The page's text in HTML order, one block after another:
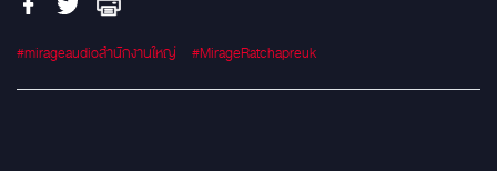
#mirageaudioสำนักงานใหญ่ #MirageRatchapreuk